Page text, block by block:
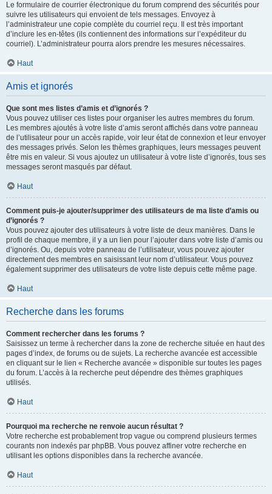
Le formulaire de courrier électronique du forum comprend des sécurités pour
suivre les utilisateurs qui envoient de tels messages. Envoyez à
l’administrateur une copie complète du courriel reçu. Il est très important
d’inclure les en-têtes (ils contiennent des informations sur l’expéditeur du
courriel). L’administrateur pourra alors prendre les mesures nécessaires.
Haut
Amis et ignorés
Que sont mes listes d’amis et d’ignorés ?
Vous pouvez utiliser ces listes pour organiser les autres membres du forum.
Les membres ajoutés à votre liste d’amis seront affichés dans votre panneau
de l’utilisateur pour un accès rapide, voir leur état de connexion et leur envoyer
des messages privés. Selon les thèmes graphiques, leurs messages peuvent
être mis en valeur. Si vous ajoutez un utilisateur à votre liste d’ignorés, tous ses
messages seront masqués par défaut.
Haut
Comment puis-je ajouter/supprimer des utilisateurs de ma liste d’amis ou
d’ignorés ?
Vous pouvez ajouter des utilisateurs à votre liste de deux manières. Dans le
profil de chaque membre, il y a un lien pour l’ajouter dans votre liste d’amis ou
d’ignorés. Ou, depuis votre panneau de l’utilisateur, vous pouvez ajouter
directement des membres en saisissant leur nom d’utilisateur. Vous pouvez
également supprimer des utilisateurs de votre liste depuis cette même page.
Haut
Recherche dans les forums
Comment rechercher dans les forums ?
Saisissez un terme à rechercher dans la zone de recherche située en haut des
pages d’index, de forums ou de sujets. La recherche avancée est accessible
en cliquant sur le lien « Recherche avancée » disponible sur toutes les pages
du forum. L’accès à la recherche peut dépendre des thèmes graphiques
utilisés.
Haut
Pourquoi ma recherche ne renvoie aucun résultat ?
Votre recherche est probablement trop vague ou comprend plusieurs termes
courants non indexés par phpBB. Vous pouvez affiner votre recherche en
utilisant les options disponibles dans la recherche avancée.
Haut